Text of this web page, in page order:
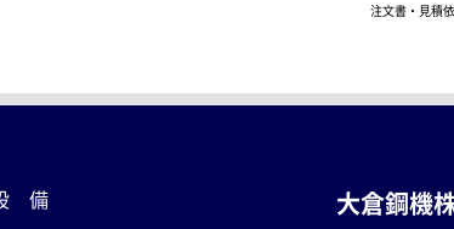
注文書・見積
備 大倉鋼機